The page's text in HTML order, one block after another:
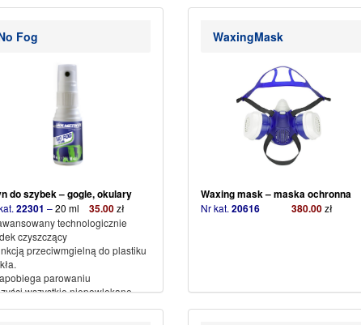
wysyłkowa za
do przelewu:
Jacek Export Import
500 Zakopane ul. Piłsudskiego
71 1600 1042 0002 0142
sportowym pozdrowieniem
Fog
do szybek – gogle, okulary
22301 –20 ml 35.00zł
technologicznie
czyszczący
przeciwmgielną do plastiku
parowaniu
wszystkie niepowlekane
WaxingMask
Waxing mask – maska ochronna
Nr kat. 20616 380.00zł